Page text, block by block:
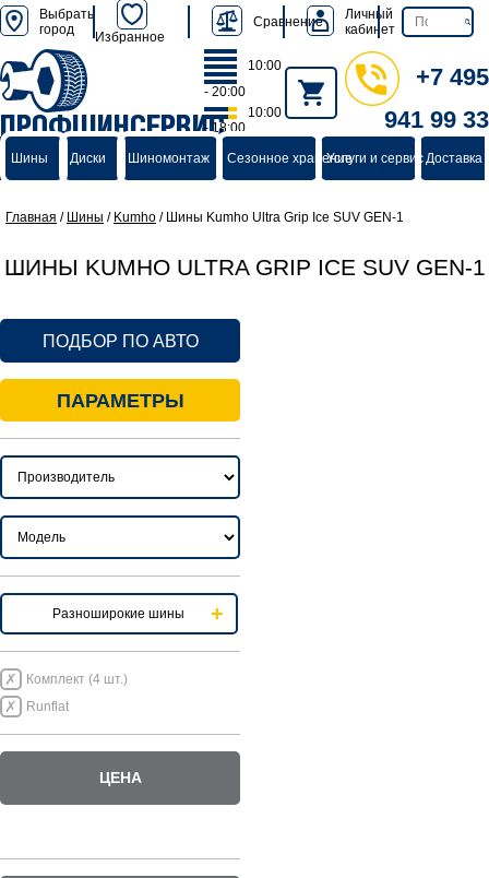
Выбрать
город
Избранное
Сравнение
Личный
кабинет
ПРОФШИНСЕРВИС
группа компаний
10:00
- 20:00
10:00
- 18:00
+7 495
941 99 33
Шины Диски Шиномонтаж Сезонное хранениеУслуги и сервисДоставка
Главная / Шины / Kumho / Шины Kumho Ultra Grip Ice SUV GEN-1
ШИНЫ KUMHO ULTRA GRIP ICE SUV GEN-1
ПОДБОР ПО АВТО
ПАРАМЕТРЫ
Разноширокие шины
Комплект (4 шт.)
Runflat
ЦЕНА